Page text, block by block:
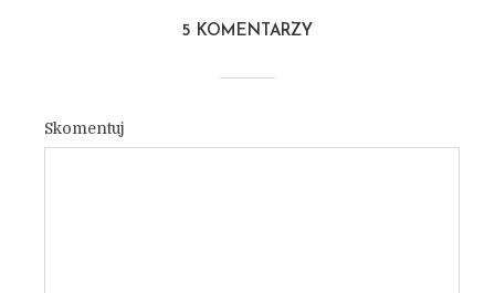
5 KOMENTARZY
Skomentuj